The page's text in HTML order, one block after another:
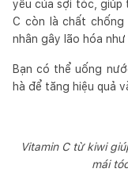
yếu của sợi tóc, giúp
C còn là chất
nhân gây lão hóa
Bạn có thể uống
hà để tăng hiệu quả
Vitamin C từ kiwi
mái